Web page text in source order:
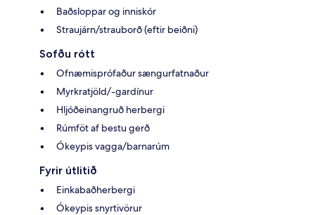
Baðsloppar og inniskór
Straujárn/strauborð (eftir beiðni)
Sofðu rótt
Ofnæmisprófaður sængurfatnaður
Myrkratjöld/-gardínur
Hljóðeinangruð herbergi
Rúmföt af bestu gerð
Ókeypis vagga/barnarúm
Fyrir útlitið
Einkabaðherbergi
Ókeypis snyrtivörur